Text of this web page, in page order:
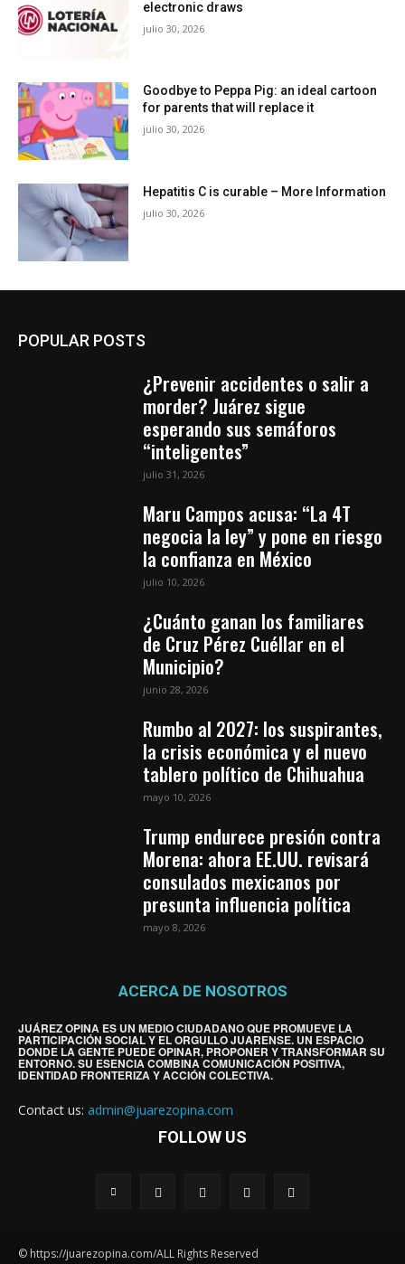
electronic draws
julio 30, 2026
Goodbye to Peppa Pig: an ideal cartoon
for parents that will replace it
julio 30, 2026
Hepatitis C is curable – More Information
julio 30, 2026
POPULAR POSTS
¿Prevenir accidentes o salir a
morder? Juárez sigue
esperando sus semáforos
“inteligentes”
julio 31, 2026
Maru Campos acusa: “La 4T
negocia la ley” y pone en riesgo
la confianza en México
julio 10, 2026
¿Cuánto ganan los familiares
de Cruz Pérez Cuéllar en el
Municipio?
junio 28, 2026
Rumbo al 2027: los suspirantes,
la crisis económica y el nuevo
tablero político de Chihuahua
mayo 10, 2026
Trump endurece presión contra
Morena: ahora EE.UU. revisará
consulados mexicanos por
presunta influencia política
mayo 8, 2026
ACERCA DE NOSOTROS
JUÁREZ OPINA ES UN MEDIO CIUDADANO QUE PROMUEVE LA
PARTICIPACIÓN SOCIAL Y EL ORGULLO JUARENSE. UN ESPACIO
DONDE LA GENTE PUEDE OPINAR, PROPONER Y TRANSFORMAR SU
ENTORNO. SU ESENCIA COMBINA COMUNICACIÓN POSITIVA,
IDENTIDAD FRONTERIZA Y ACCIÓN COLECTIVA.
Contact us: admin@juarezopina.com
FOLLOW US
© https://juarezopina.com/ALL Rights Reserved